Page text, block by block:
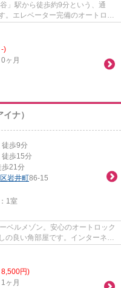
」駅から徒歩約9分という、通
。エレベーター完備のオートロッ
-)
ヶ月
ナ）
徒歩9分
徒歩15分
歩21分
岩井町86-15
1室
ベルメゾン。安心のオートロック
の良い角部屋です。インターネッ
円)
ヶ月